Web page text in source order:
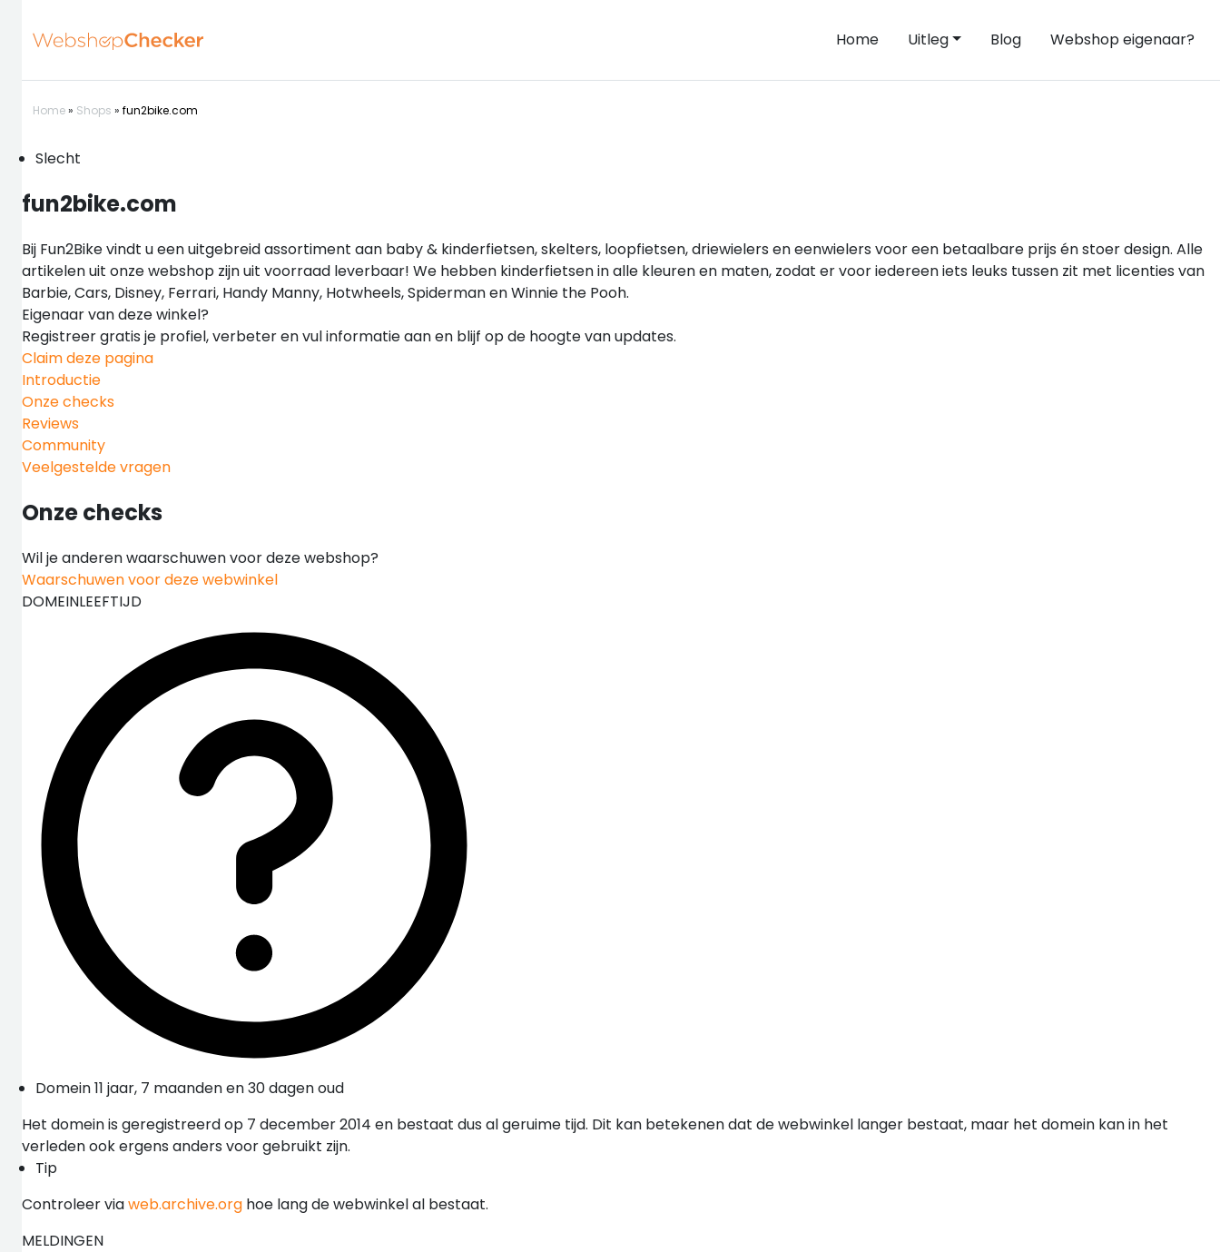
Home Uitleg Blog Webshop eigenaar?
Home» Shops » fun2bike.com
Slecht
fun2bike.com
Bij Fun2Bike vindt u een uitgebreid assortiment aan baby & kinderfietsen, skelters, loopfietsen, driewielers en eenwielers voor een betaalbare prijs én stoer design. Alle
artikelen uit onze webshop zijn uit voorraad leverbaar! We hebben kinderfietsen in alle kleuren en maten, zodat er voor iedereen iets leuks tussen zit met licenties van
Barbie, Cars, Disney, Ferrari, Handy Manny, Hotwheels, Spiderman en Winnie the Pooh.
Eigenaar van deze winkel?
Registreer gratis je profiel, verbeter en vul informatie aan en blijf op de hoogte van updates.
Claim deze pagina
Introductie
Onze checks
Reviews
Community
Veelgestelde vragen
Onze checks
Wil je anderen waarschuwen voor deze webshop?
Waarschuwen voor deze webwinkel
DOMEINLEEFTIJD
Domein 11 jaar, 7 maanden en 30 dagen oud
Het domein is geregistreerd op 7 december 2014 en bestaat dus al geruime tijd. Dit kan betekenen dat de webwinkel langer bestaat, maar het domein kan in het
verleden ook ergens anders voor gebruikt zijn.
Tip
Controleer viaweb.archive.org hoe lang de webwinkel al bestaat.
MELDINGEN